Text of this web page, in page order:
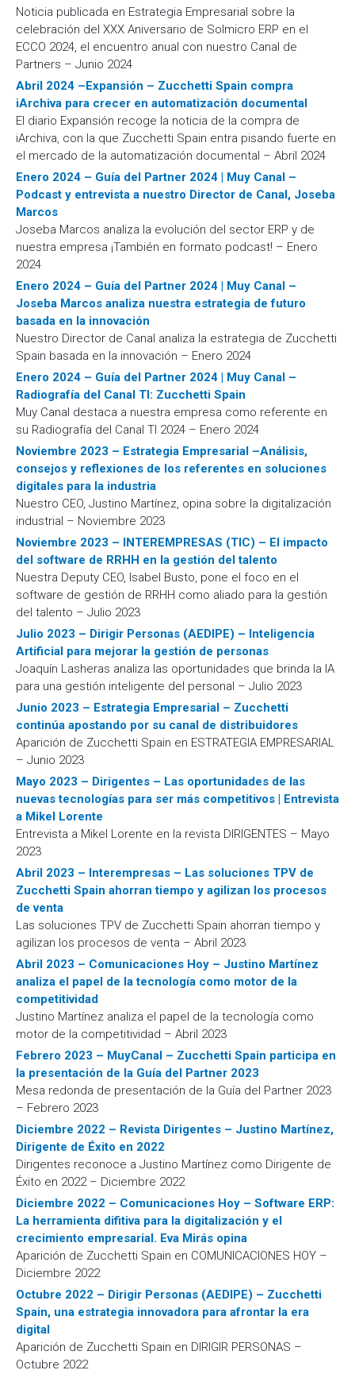
Noticia publicada en Estrategia Empresarial sobre la
celebración del XXX Aniversario de Solmicro ERP en el
ECCO 2024, el encuentro anual con nuestro Canal de
Partners – Junio 2024
Abril 2024 –Expansión – Zucchetti Spain compra
iArchiva para crecer en automatización documental
El diario Expansión recoge la noticia de la compra de
iArchiva, con la que Zucchetti Spain entra pisando fuerte en
el mercado de la automatización documental – Abril 2024
Enero 2024 – Guía del Partner 2024 | Muy Canal –
Podcast y entrevista a nuestro Director de Canal, Joseba
Marcos
Joseba Marcos analiza la evolución del sector ERP y de
nuestra empresa ¡También en formato podcast! – Enero
2024
Enero 2024 – Guía del Partner 2024 | Muy Canal –
Joseba Marcos analiza nuestra estrategia de futuro
basada en la innovación
Nuestro Director de Canal analiza la estrategia de Zucchetti
Spain basada en la innovación – Enero 2024
Enero 2024 – Guía del Partner 2024 | Muy Canal –
Radiografía del Canal TI: Zucchetti Spain
Muy Canal destaca a nuestra empresa como referente en
su Radiografía del Canal TI 2024 – Enero 2024
Noviembre 2023 – Estrategia Empresarial –Análisis,
consejos y reflexiones de los referentes en soluciones
digitales para la industria
Nuestro CEO, Justino Martínez, opina sobre la digitalización
industrial – Noviembre 2023
Noviembre 2023 – INTEREMPRESAS (TIC) – El impacto
del software de RRHH en la gestión del talento
Nuestra Deputy CEO, Isabel Busto, pone el foco en el
software de gestión de RRHH como aliado para la gestión
del talento – Julio 2023
Julio 2023 – Dirigir Personas (AEDIPE) – Inteligencia
Artificial para mejorar la gestión de personas
Joaquín Lasheras analiza las oportunidades que brinda la IA
para una gestión inteligente del personal – Julio 2023
Junio 2023 – Estrategia Empresarial – Zucchetti
continúa apostando por su canal de distribuidores
Aparición de Zucchetti Spain en ESTRATEGIA EMPRESARIAL
– Junio 2023
Mayo 2023 – Dirigentes – Las oportunidades de las
nuevas tecnologías para ser más competitivos | Entrevista
a Mikel Lorente
Entrevista a Mikel Lorente en la revista DIRIGENTES – Mayo
2023
Abril 2023 – Interempresas – Las soluciones TPV de
Zucchetti Spain ahorran tiempo y agilizan los procesos
de venta
Las soluciones TPV de Zucchetti Spain ahorran tiempo y
agilizan los procesos de venta – Abril 2023
Abril 2023 – Comunicaciones Hoy – Justino Martínez
analiza el papel de la tecnología como motor de la
competitividad
Justino Martínez analiza el papel de la tecnología como
motor de la competitividad – Abril 2023
Febrero 2023 – MuyCanal – Zucchetti Spain participa en
la presentación de la Guía del Partner 2023
Mesa redonda de presentación de la Guía del Partner 2023
– Febrero 2023
Diciembre 2022 – Revista Dirigentes – Justino Martínez,
Dirigente de Éxito en 2022
Dirigentes reconoce a Justino Martínez como Dirigente de
Éxito en 2022 – Diciembre 2022
Diciembre 2022 – Comunicaciones Hoy – Software ERP:
La herramienta difitiva para la digitalización y el
crecimiento empresarial. Eva Mirás opina
Aparición de Zucchetti Spain en COMUNICACIONES HOY –
Diciembre 2022
Octubre 2022 – Dirigir Personas (AEDIPE) – Zucchetti
Spain, una estrategia innovadora para afrontar la era
digital
Aparición de Zucchetti Spain en DIRIGIR PERSONAS –
Octubre 2022